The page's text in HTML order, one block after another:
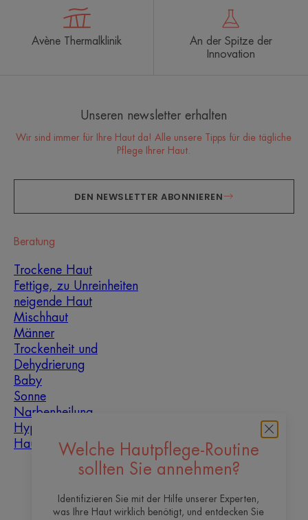
Welche Hautpflege-Routine
sollten Sie annehmen?
Identifizieren Sie mit der Hilfe unserer Experten,
was Ihre Haut wirklich benötigt, und entdecken Sie
Avène Thermalklinik
An der Spitze der
Innovation
Unseren newsletter erhalten
Wir sind immer für Ihre Haut da! Alle unsere Tipps für die tägliche
Pflege Ihrer Haut.
DEN NEWSLETTER ABONNIEREN
Beratung
Trockene Haut
Fettige, zu Unreinheiten
neigende Haut
Mischhaut
Männer
Trockenheit und
Dehydrierung
Baby
Sonne
Narbenheilung
Hyperkeratose
Hautunreinheiten
KontaktHäufig gestellte Fragen